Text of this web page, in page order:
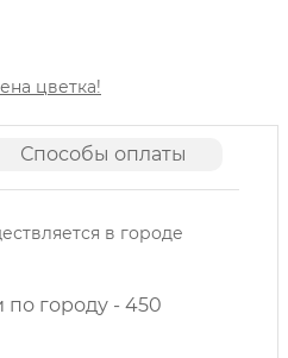
цветка!
Способы оплаты
в городе
по городу - 450